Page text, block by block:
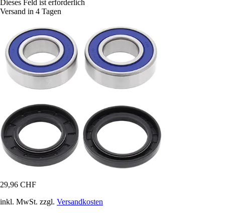
Dieses Feld ist erforderlich
Versand in 4 Tagen
29,96 CHF
inkl. MwSt. zzgl. Versandkosten